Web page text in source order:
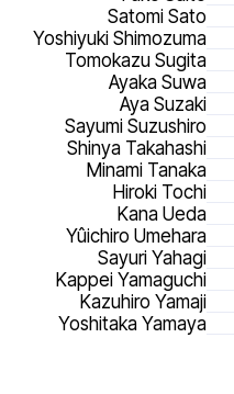
Satomi Sato
Yoshiyuki Shimozuma
Tomokazu Sugita
Ayaka Suwa
Aya Suzaki
Sayumi Suzushiro
Shinya Takahashi
Minami Tanaka
Hiroki Tochi
Kana Ueda
Yûichiro Umehara
Sayuri Yahagi
Kappei Yamaguchi
Kazuhiro Yamaji
Yoshitaka Yamaya